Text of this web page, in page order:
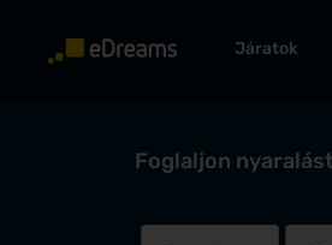
Járatok
Foglaljon nyaralást